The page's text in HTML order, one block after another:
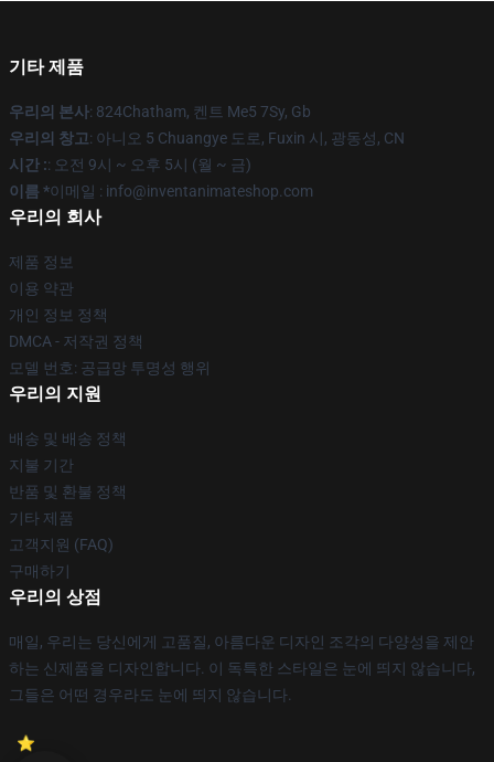
기타 제품
우리의 본사: 824Chatham, 켄트 Me5 7Sy, Gb
우리의 창고: 아니오 5 Chuangye 도로, Fuxin 시, 광동성, CN
시간 :: 오전 9시 ~ 오후 5시 (월 ~ 금)
이름 *이메일 : info@inventanimateshop.com
우리의 회사
제품 정보
이용 약관
개인 정보 정책
DMCA - 저작권 정책
모델 번호: 공급망 투명성 행위
우리의 지원
배송 및 배송 정책
지불 기간
반품 및 환불 정책
기타 제품
고객지원 (FAQ)
구매하기
우리의 상점
매일, 우리는 당신에게 고품질, 아름다운 디자인 조각의 다양성을 제안
하는 신제품을 디자인합니다. 이 독특한 스타일은 눈에 띄지 않습니다,
그들은 어떤 경우라도 눈에 띄지 않습니다.